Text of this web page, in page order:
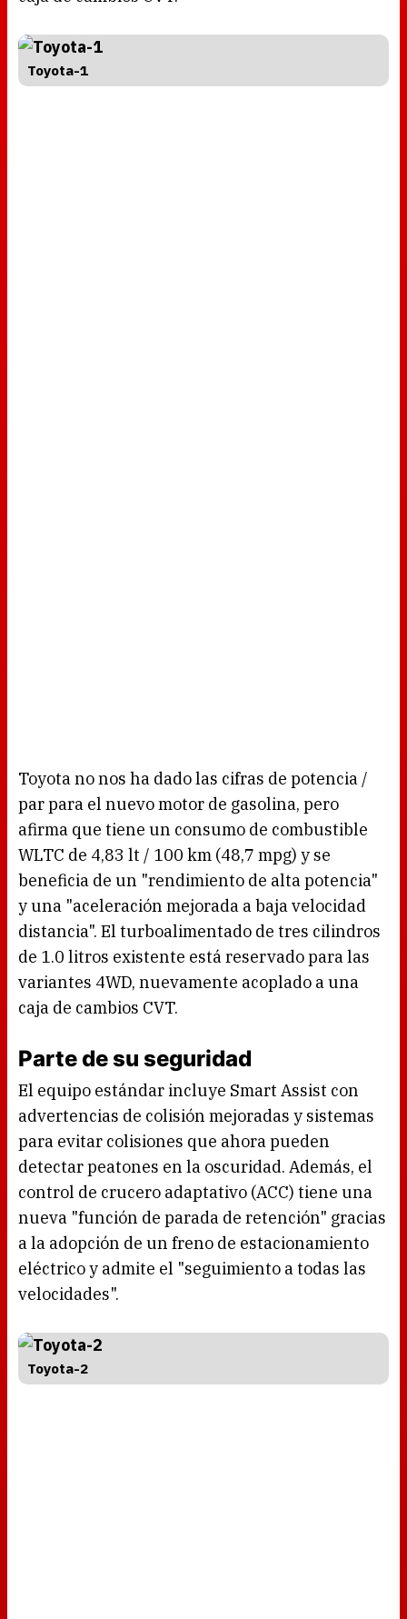
Toyota-1
Toyota no nos ha dado las cifras de potencia /
par para el nuevo motor de gasolina, pero
afirma que tiene un consumo de combustible
WLTC de 4,83 lt / 100 km (48,7 mpg) y se
beneficia de un "rendimiento de alta potencia"
y una "aceleración mejorada a baja velocidad
distancia". El turboalimentado de tres cilindros
de 1.0 litros existente está reservado para las
variantes 4WD, nuevamente acoplado a una
caja de cambios CVT.
Parte de su seguridad
El equipo estándar incluye Smart Assist con
advertencias de colisión mejoradas y sistemas
para evitar colisiones que ahora pueden
detectar peatones en la oscuridad. Además, el
control de crucero adaptativo (ACC) tiene una
nueva "función de parada de retención" gracias
a la adopción de un freno de estacionamiento
eléctrico y admite el "seguimiento a todas las
velocidades".
Toyota-2